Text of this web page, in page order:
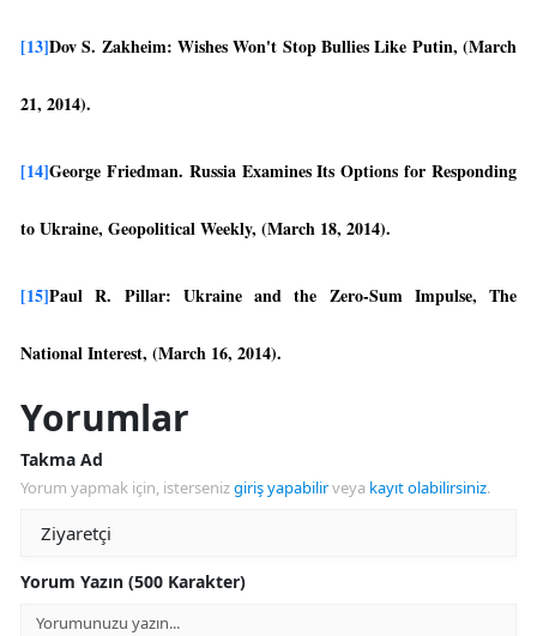
[13]Dov S. Zakheim: Wishes Won't Stop Bullies Like Putin, (March
21, 2014).
[14]George Friedman. Russia Examines Its Options for Responding
to Ukraine, Geopolitical Weekly, (March 18, 2014).
[15]Paul R. Pillar: Ukraine and the Zero-Sum Impulse, The
National Interest, (March 16, 2014).
Yorumlar
Takma Ad
Yorum yapmak için, istersenizgiriş yapabilirveya kayıt olabilirsiniz.
Yorum Yazın (500 Karakter)